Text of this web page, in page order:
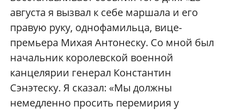
августа я вызвал к себе маршала и его
правую руку, однофамильца, вице-
премьера Михая Антонеску. Со мной был
начальник королевской военной
канцелярии генерал Константин
Сэнэтеску. Я сказал: «Мы должны
немедленно просить перемирия у